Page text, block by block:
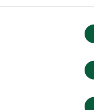
av